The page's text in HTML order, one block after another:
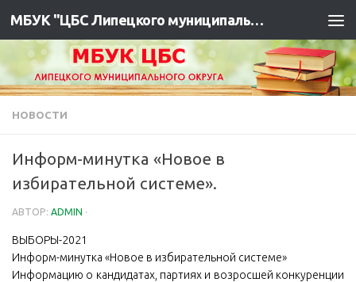
МБУК "ЦБС Липецкого муниципального района"
НОВОСТИ
Информ-минутка «Новое в
избирательной системе».
АВТОР: ADMIN ·
ВЫБОРЫ-2021️
Информ-минутка «Новое в избирательной системе»
️Информацию о кандидатах, партиях и возросшей конкуренции